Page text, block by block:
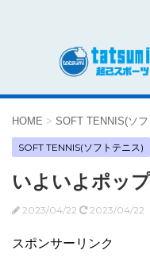
HOME > SOFT TENNIS(ソ
SOFT TENNIS(ソフトテニス)
いよいよポッ
2023/04/22 2023/04/22
スポンサーリンク